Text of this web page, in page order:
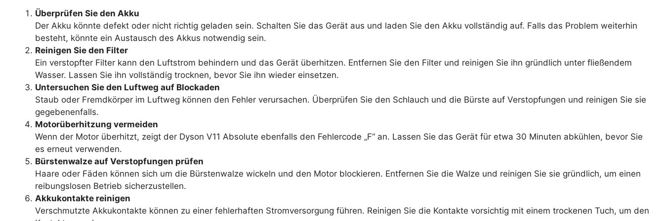
Überprüfen Sie den Akku
Der Akku könnte defekt oder nicht richtig geladen sein. Schalten Sie das Gerät aus und laden Sie den Akku vollständig auf. Falls das Problem weiterhin
besteht, könnte ein Austausch des Akkus notwendig sein.
Reinigen Sie den Filter
Ein verstopfter Filter kann den Luftstrom behindern und das Gerät überhitzen. Entfernen Sie den Filter und reinigen Sie ihn gründlich unter fließendem
Wasser. Lassen Sie ihn vollständig trocknen, bevor Sie ihn wieder einsetzen.
Untersuchen Sie den Luftweg auf Blockaden
Staub oder Fremdkörper im Luftweg können den Fehler verursachen. Überprüfen Sie den Schlauch und die Bürste auf Verstopfungen und reinigen Sie sie
gegebenenfalls.
Motorüberhitzung vermeiden
Wenn der Motor überhitzt, zeigt der Dyson V11 Absolute ebenfalls den Fehlercode „F“ an. Lassen Sie das Gerät für etwa 30 Minuten abkühlen, bevor Sie
es erneut verwenden.
Bürstenwalze auf Verstopfungen prüfen
Haare oder Fäden können sich um die Bürstenwalze wickeln und den Motor blockieren. Entfernen Sie die Walze und reinigen Sie sie gründlich, um einen
reibungslosen Betrieb sicherzustellen.
Akkukontakte reinigen
Verschmutzte Akkukontakte können zu einer fehlerhaften Stromversorgung führen. Reinigen Sie die Kontakte vorsichtig mit einem trockenen Tuch, um den